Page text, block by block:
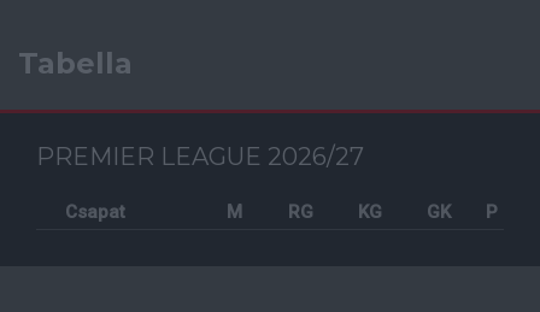
Tabella
PREMIER LEAGUE 2026/27
Csapat M RG KG GK P